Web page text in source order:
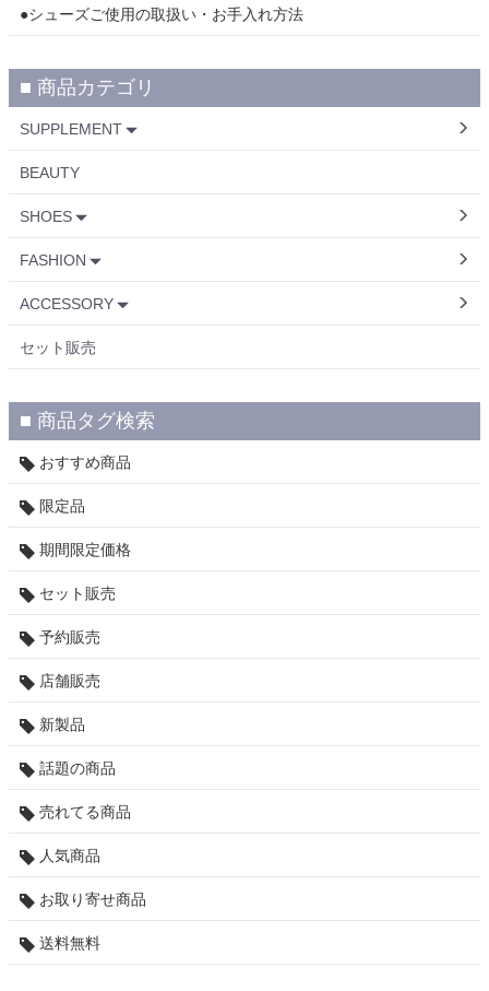
●シューズご使用の取扱い・お手入れ方法
■ 商品カテゴリ
SUPPLEMENT
BEAUTY
SHOES
FASHION
ACCESSORY
セット販売
■ 商品タグ検索
おすすめ商品
限定品
期間限定価格
セット販売
予約販売
店舗販売
新製品
話題の商品
売れてる商品
人気商品
お取り寄せ商品
送料無料